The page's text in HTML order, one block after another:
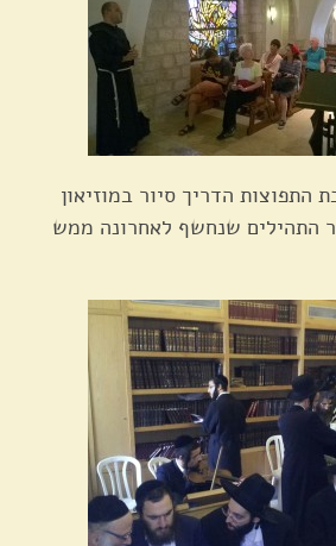
התפוצות הדריך סיור במוזיאון
התהילים שנחשף לאחרונה ממש